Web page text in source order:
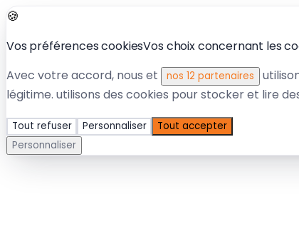
🍪
Vos préférences cookiesVos choix concernant les
Avec votre accord, nous et
nos 12 partenaires
légitime. utilisons des cookies pour stocker et lire
Tout refuser Personnaliser
Tout accepter
Personnaliser